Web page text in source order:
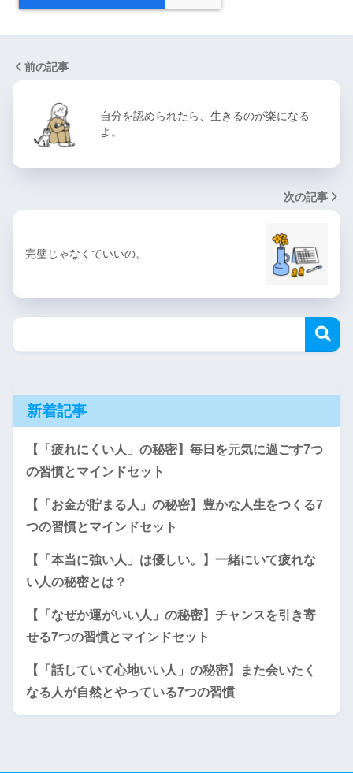
前の記事
自分を認められたら、生きるのが楽になる
よ。
次の記事
完璧じゃなくていいの。
新着記事
【「疲れにくい人」の秘密】毎日を元気に過ごす7つ
の習慣とマインドセット
【「お金が貯まる人」の秘密】豊かな人生をつくる7
つの習慣とマインドセット
【「本当に強い人」は優しい。】一緒にいて疲れな
い人の秘密とは？
【「なぜか運がいい人」の秘密】チャンスを引き寄
せる7つの習慣とマインドセット
【「話していて心地いい人」の秘密】また会いたく
なる人が自然とやっている7つの習慣